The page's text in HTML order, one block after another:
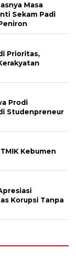
Masa
Sekam Padi
Prioritas,
Prodi
Studenpreneur
Kebumen
Korupsi Tanpa